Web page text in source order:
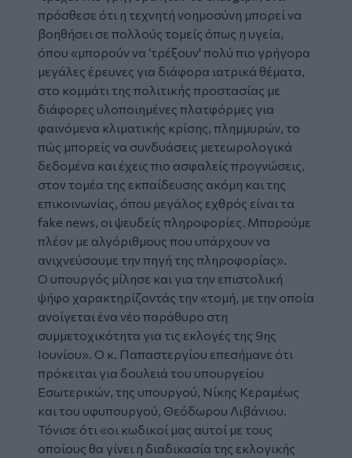
πρόσθεσε ότι η τεχνητή νοημοσύνη μπορεί να
βοηθήσει σε πολλούς τομείς όπως η υγεία,
όπου «μπορούν να ‘τρέξουν' πολύ πιο γρήγορα
μεγάλες έρευνες για διάφορα ιατρικά θέματα,
στο κομμάτι της πολιτικής προστασίας με
διάφορες υλοποιημένες πλατφόρμες για
φαινόμενα κλιματικής κρίσης, πλημμυρών, το
πώς μπορείς να συνδυάσεις μετεωρολογικά
δεδομένα και έχεις πιο ασφαλείς προγνώσεις,
στον τομέα της εκπαίδευσης ακόμη και της
επικοινωνίας, όπου μεγάλος εχθρός είναι τα
fake news, οι ψευδείς πληροφορίες. Μπορούμε
πλέον με αλγόριθμους που υπάρχουν να
ανιχνεύσουμε την πηγή της πληροφορίας».
Ο υπουργός μίλησε και για την επιστολική
ψήφο χαρακτηρίζοντάς την «τομή, με την οποία
ανοίγεται ένα νέο παράθυρο στη
συμμετοχικότητα για τις εκλογές της 9ης
Ιουνίου». Ο κ. Παπαστεργίου επεσήμανε ότι
πρόκειται για δουλειά του υπουργείου
Εσωτερικών, της υπουργού, Νίκης Κεραμέως
και του υφυπουργού, Θεόδωρου Λιβάνιου.
Τόνισε ότι «οι κωδικοί μας αυτοί με τους
οποίους θα γίνει η διαδικασία της εκλογικής